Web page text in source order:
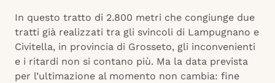
In questo tratto di 2.800 metri che congiunge due
tratti già realizzati tra gli svincoli di Lampugnano e
Civitella, in provincia di Grosseto, gli inconvenienti
e i ritardi non si contano più. Ma la data prevista
per l’ultimazione al momento non cambia: fine